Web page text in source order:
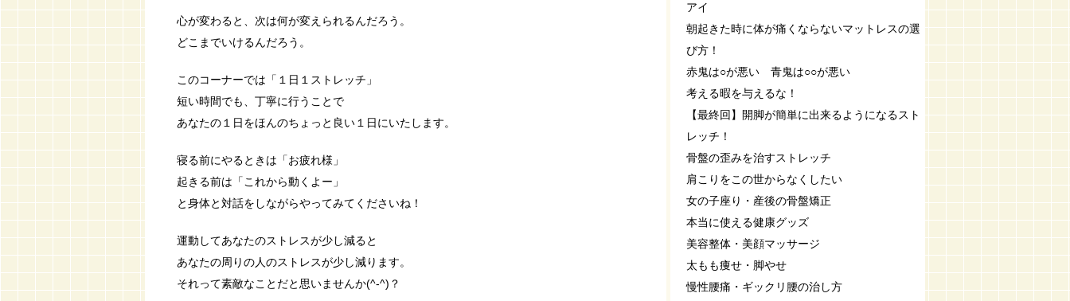
心が変わると、次は何が変えられるんだろう。
どこまでいけるんだろう。
このコーナーでは「１日１ストレッチ」
短い時間でも、丁寧に行うことで
あなたの１日をほんのちょっと良い１日にいたします。
寝る前にやるときは「お疲れ様」
起きる前は「これから動くよー」
と身体と対話をしながらやってみてくださいね！
運動してあなたのストレスが少し減ると
あなたの周りの人のストレスが少し減ります。
それって素敵なことだと思いませんか(^-^)？
アイ
朝起きた時に体が痛くならないマットレスの選
び方！
赤鬼は○が悪い 青鬼は○○が悪い
考える暇を与えるな！
【最終回】開脚が簡単に出来るようになるスト
レッチ！
骨盤の歪みを治すストレッチ
肩こりをこの世からなくしたい
女の子座り・産後の骨盤矯正
本当に使える健康グッズ
美容整体・美顔マッサージ
太もも痩せ・脚やせ
慢性腰痛・ギックリ腰の治し方